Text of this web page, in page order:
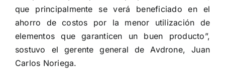
que principalmente se verá beneficiado en el
ahorro de costos por la menor utilización de
elementos que garanticen un buen producto”,
sostuvo el gerente general de Avdrone, Juan
Carlos Noriega.